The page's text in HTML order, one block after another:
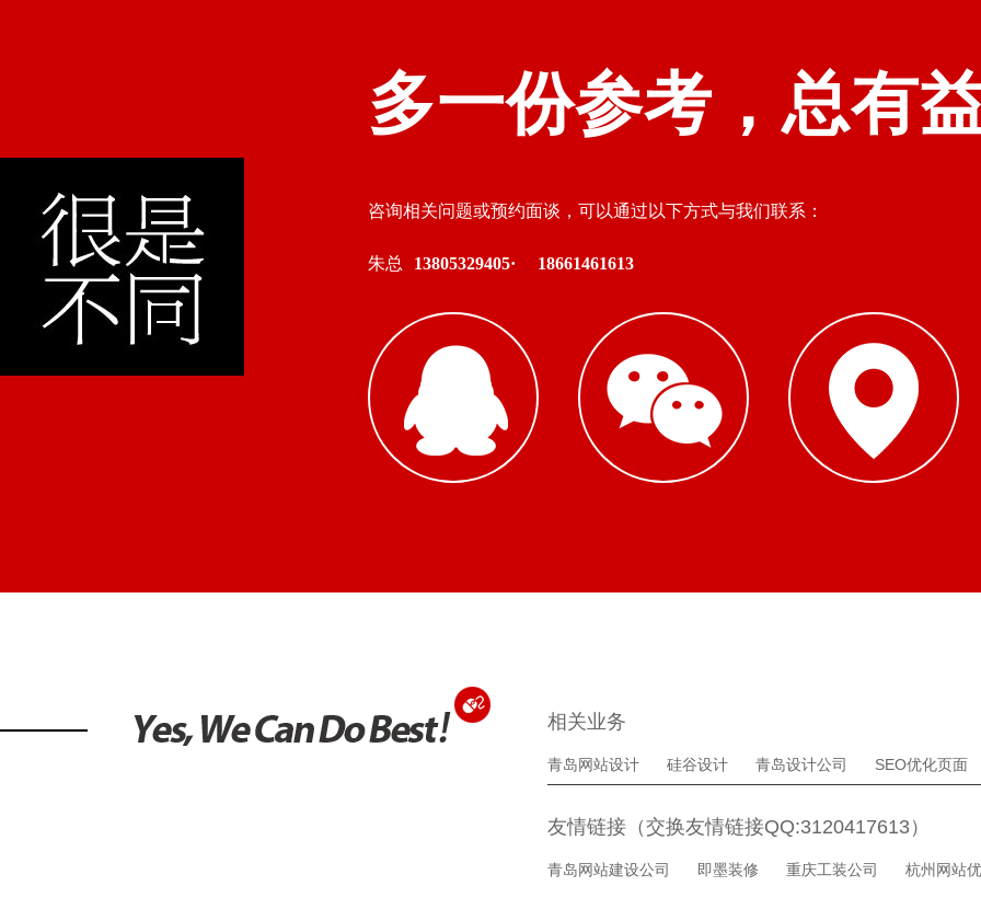
多一份参考，总有
咨询相关问题或预约面谈，可以通过以下方式与我们联系：
朱总 13805329405· 18661461613
相关业务
青岛网站设计 硅谷设计 青岛设计公司 SEO优化页面
友情链接（交换友情链接QQ:3120417613）
青岛网站建设公司 即墨装修 重庆工装公司 杭州网站